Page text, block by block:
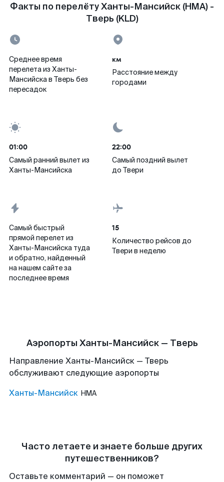
Факты по перелёту Ханты-Мансийск (HMA) -
Тверь (KLD)
Среднее время
перелета из Ханты-
Мансийска в Тверь без
пересадок
км
Расстояние между
городами
01:00
Самый ранний вылет из
Ханты-Мансийска
22:00
Самый поздний вылет
до Твери
Самый быстрый
прямой перелет из
Ханты-Мансийска туда
и обратно, найденный
на нашем сайте за
последнее время
15
Количество рейсов до
Твери в неделю
Аэропорты Ханты-Мансийск — Тверь
Направление Ханты-Мансийск — Тверь
обслуживают следующие аэропорты
Ханты-Мансийск HMA
Часто летаете и знаете больше других
путешественников?
Оставьте комментарий — он поможет